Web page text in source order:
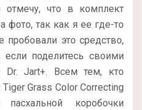
отмечу, что в комплект
фото, так как я ее где-то
пробовали это средство,
если поделитесь своими
Dr. Jart+. Всем тем, кто
Grass Color Correcting
коробочки